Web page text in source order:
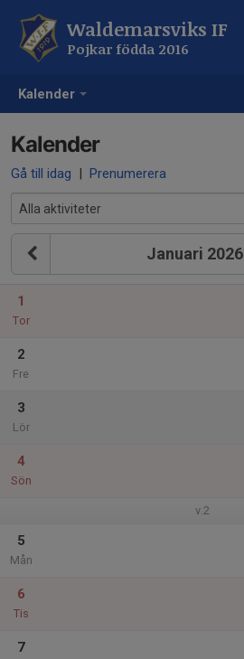
Kalender
Waldemarsviks IF
Pojkar födda 2016
Kalender
Gå till idag | Prenumerera
Januari 2026
1
Tor
2
Fre
3
Lör
4
Sön
v.2
5
Mån
6
Tis
7